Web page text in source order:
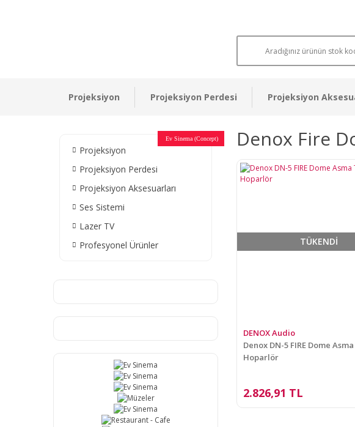
Projeksiyon Projeksiyon Perdesi Projeksiyon
Projeksiyon
Projeksiyon Perdesi
Projeksiyon Aksesuarları
Ses Sistemi
Lazer TV
Profesyonel Ürünler
Ev Sinema
Ev Sinema
Ev Sinema
Müzeler
Ev Sinema
Restaurant - Cafe
Devlet Kurumları
Ev Sinema
Otel Sinema Salonları
Ev Sinema (Concept) Denox Fire
TÜKENDİ
DENOX Audio
Denox DN-5 FIRE Dome
Hoparlör
2.826,91 TL